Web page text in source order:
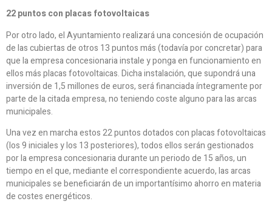
22 puntos con placas fotovoltaicas
Por otro lado, el Ayuntamiento realizará una concesión de ocupación
de las cubiertas de otros 13 puntos más (todavía por concretar) para
que la empresa concesionaria instale y ponga en funcionamiento en
ellos más placas fotovoltaicas. Dicha instalación, que supondrá una
inversión de 1,5 millones de euros, será financiada íntegramente por
parte de la citada empresa, no teniendo coste alguno para las arcas
municipales.
Una vez en marcha estos 22 puntos dotados con placas fotovoltaicas
(los 9 iniciales y los 13 posteriores), todos ellos serán gestionados
por la empresa concesionaria durante un periodo de 15 años, un
tiempo en el que, mediante el correspondiente acuerdo, las arcas
municipales se beneficiarán de un importantísimo ahorro en materia
de costes energéticos.